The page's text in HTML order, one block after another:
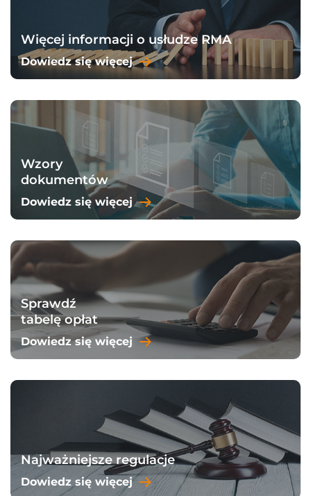
Więcej informacji o usłudze RMA
Dowiedz się więcej
Wzory
dokumentów
Dowiedz się więcej
Sprawdź
tabelę opłat
Dowiedz się więcej
Najważniejsze regulacje
Dowiedz się więcej